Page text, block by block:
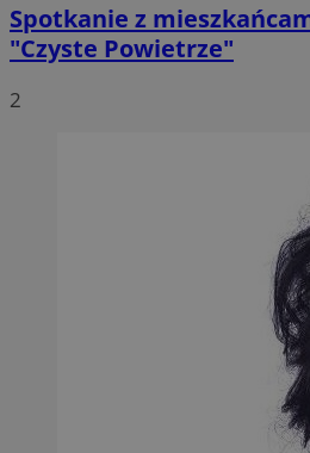
Spotkanie z
"Czyste Powietrze"
2